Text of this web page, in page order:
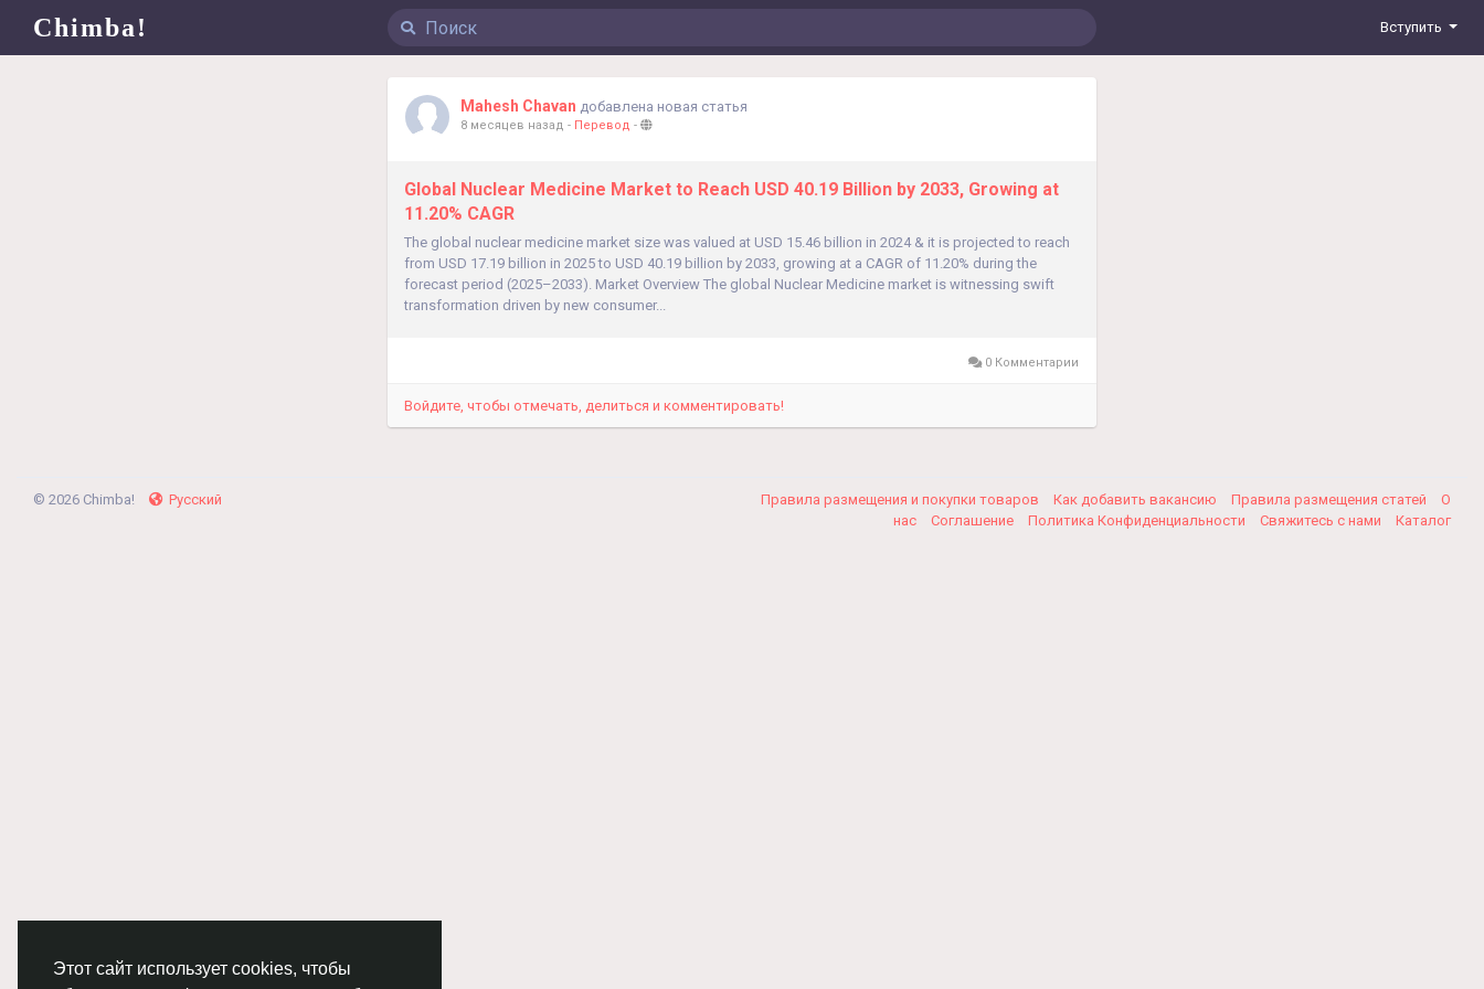
Этот сайт использует cookies, чтобы
Chimba! Вступить
Mahesh Chavan добавлена новая статья
8 месяцев назад - Перевод -
Global Nuclear Medicine Market to Reach USD 40.19 Billion by 2033, Growing at
11.20% CAGR
The global nuclear medicine market size was valued at USD 15.46 billion in 2024 & it is projected to reach
from USD 17.19 billion in 2025 to USD 40.19 billion by 2033, growing at a CAGR of 11.20% during the
forecast period (2025–2033). Market Overview The global Nuclear Medicine market is witnessing swift
transformation driven by new consumer...
0 Комментарии
Войдите, чтобы отмечать, делиться и комментировать!
© 2026 Chimba! Русский Правила размещения и покупки товаров Как добавить вакансию Правила размещения статей
О
нас
Соглашение Политика Конфиденциальности Свяжитесь с нами Каталог